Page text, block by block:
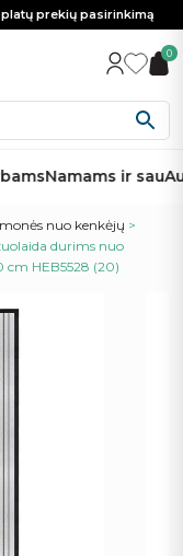
prekių pasirinkimą
0
Namams ir sau
nuo kenkėjų >
durims nuo
HEB5528 (20)